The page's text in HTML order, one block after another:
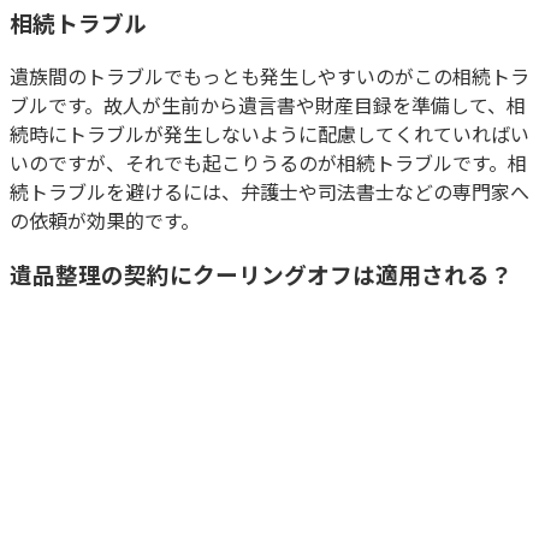
相続トラブル
遺族間のトラブルでもっとも発生しやすいのがこの相続トラ
ブルです。故人が生前から遺言書や財産目録を準備して、相
続時にトラブルが発生しないように配慮してくれていればい
いのですが、それでも起こりうるのが相続トラブルです。相
続トラブルを避けるには、弁護士や司法書士などの専門家へ
の依頼が効果的です。
遺品整理の契約にクーリングオフは適用される？